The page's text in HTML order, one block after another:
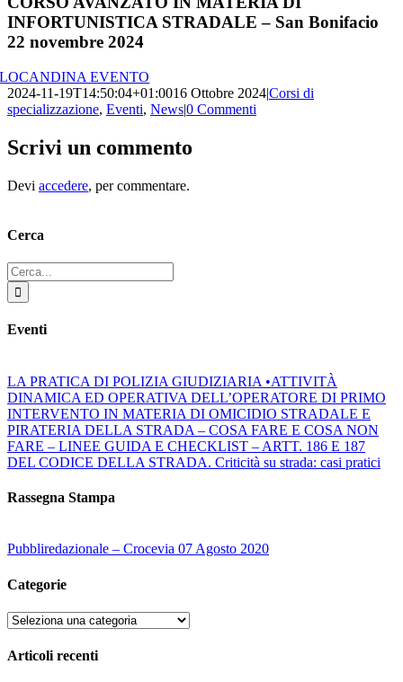
INFORTUNISTICA STRADALE – San Bonifacio
22 novembre 2024
LOCANDINA EVENTO
2024-11-19T14:50:04+01:0016 Ottobre 2024|Corsi di
specializzazione, Eventi, News|0 Commenti
Scrivi un commento
Devi accedere, per commentare.
Cerca
Cerca
per:
Eventi
LA PRATICA DI POLIZIA GIUDIZIARIA •ATTIVITÀ
DINAMICA ED OPERATIVA DELL’OPERATORE DI PRIMO
INTERVENTO IN MATERIA DI OMICIDIO STRADALE E
PIRATERIA DELLA STRADA – COSA FARE E COSA NON
FARE – LINEE GUIDA E CHECKLIST – ARTT. 186 E 187
DEL CODICE DELLA STRADA. Criticità su strada: casi pratici
Rassegna Stampa
Pubbliredazionale – Crocevia 07 Agosto 2020
Categorie
Categorie
Articoli recenti